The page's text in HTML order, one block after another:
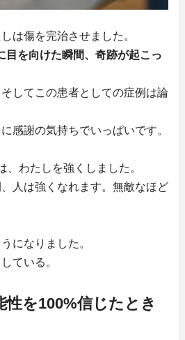
は傷を完治させました。
目を向けた瞬間、奇跡が起こっ
してこの患者としての症例は論
感謝の気持ちでいっぱいです。
、わたしを強くしました。
人は強くなれます。無敵なほど
になりました。
ている。
性を100%信じたとき